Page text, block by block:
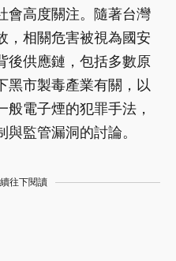
會高度關注。隨著台灣
，相關危害被視為國安
後供應鏈，包括多數原
黑市製毒產業有關，以
般電子煙的犯罪手法，
監管漏洞的討論。
往下閱讀